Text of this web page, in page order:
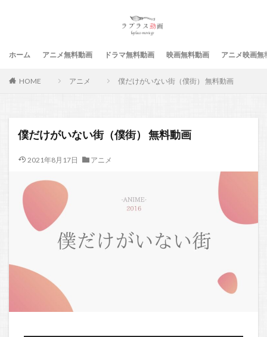
ホーム アニメ無料動画 ドラマ無料動画 映画無料動画 アニメ映画無
HOME アニメ 僕だけがいない街（僕街） 無料動画
僕だけがいない街（僕街） 無料動画
2021年8月17日 アニメ